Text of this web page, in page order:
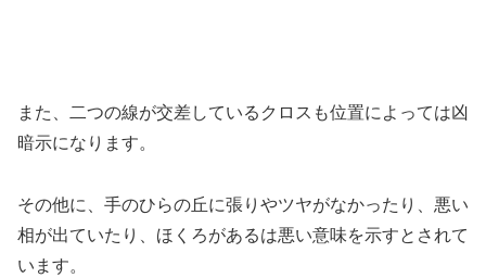
また、二つの線が交差しているクロスも位置によっては凶
暗示になります。
その他に、手のひらの丘に張りやツヤがなかったり、悪い
相が出ていたり、ほくろがあるは悪い意味を示すとされて
います。